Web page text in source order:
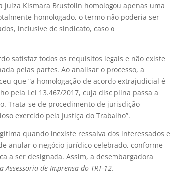
juíza Kismara Brustolin homologou apenas uma
homologado, o termo não poderia ser
inclusive do sindicato, caso o
satisfaz todos os requisitos legais e não existe
pelas partes. Ao analisar o processo, a
que “a homologação de acordo extrajudicial é
pela Lei 13.467/2017, cuja disciplina passa a
Trata-se de procedimento de jurisdição
exercido pela Justiça do Trabalho”.
quando inexiste ressalva dos interessados e
anular o negócio jurídico celebrado, conforme
a ser designada. Assim, a desembargadora
Assessoria de Imprensa do TRT-12.